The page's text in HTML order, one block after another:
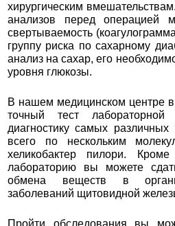
хирургическим
анализов перед операцией
свертываемость
группу риска по сахарному
анализ на сахар, его
уровня глюкозы.
В нашем медицинском центре
точный тест
диагностику самых различных
всего по нескольким
хеликобактер пилори.
лабораторию вы можете
обмена веществ в
заболеваний щитовидной
Пройти обследования вы